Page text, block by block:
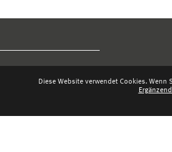
Diese Website verwendet Cookies.